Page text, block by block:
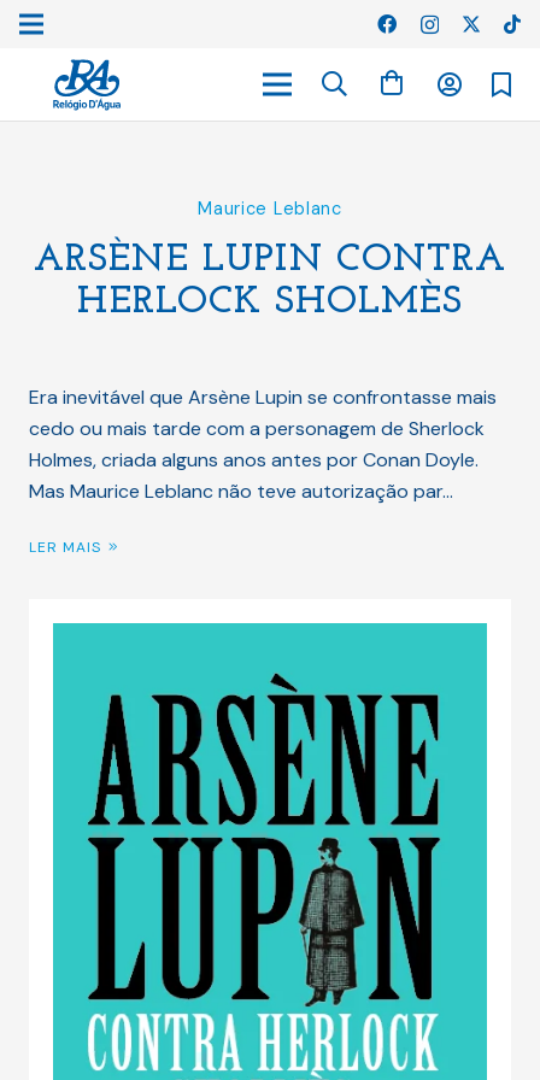
Maurice Leblanc
ARSÈNE LUPIN CONTRA
HERLOCK SHOLMÈS
Era inevitável que Arsène Lupin se confrontasse mais
cedo ou mais tarde com a personagem de Sherlock
Holmes, criada alguns anos antes por Conan Doyle.
Mas Maurice Leblanc não teve autorização par…
LER MAIS